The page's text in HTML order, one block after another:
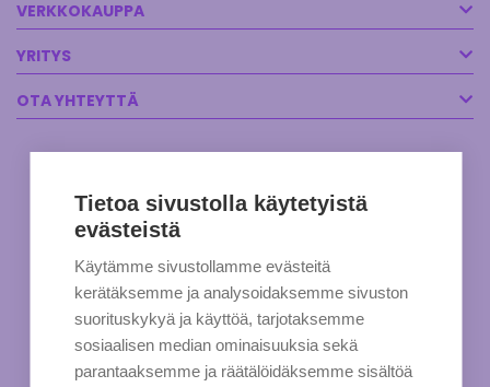
VERKKOKAUPPA
YRITYS
OTA YHTEYTTÄ
Tietoa sivustolla käytetyistä
evästeistä
Käytämme sivustollamme evästeitä
kerätäksemme ja analysoidaksemme sivuston
suorituskykyä ja käyttöä, tarjotaksemme
sosiaalisen median ominaisuuksia sekä
parantaaksemme ja räätälöidäksemme sisältöä